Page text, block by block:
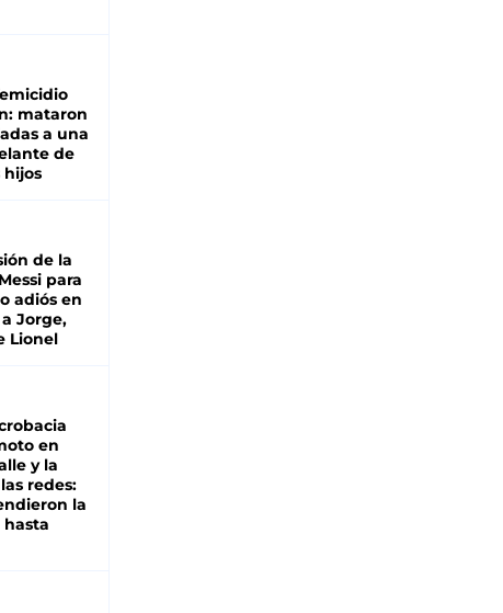
mataron
a una
de
hijos
de la
para
adiós en
Jorge,
Lionel
en
y la
redes:
la
hasta